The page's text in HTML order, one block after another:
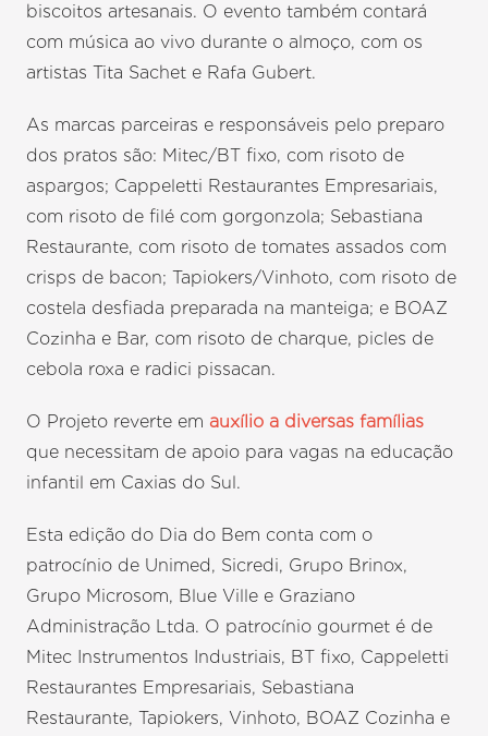
biscoitos artesanais. O evento também contará
com música ao vivo durante o almoço, com os
artistas Tita Sachet e Rafa Gubert.
As marcas parceiras e responsáveis pelo preparo
dos pratos são: Mitec/BT fixo, com risoto de
aspargos; Cappeletti Restaurantes Empresariais,
com risoto de filé com gorgonzola; Sebastiana
Restaurante, com risoto de tomates assados com
crisps de bacon; Tapiokers/Vinhoto, com risoto de
costela desfiada preparada na manteiga; e BOAZ
Cozinha e Bar, com risoto de charque, picles de
cebola roxa e radici pissacan.
O Projeto reverte em auxílio a diversas famílias
que necessitam de apoio para vagas na educação
infantil em Caxias do Sul.
Esta edição do Dia do Bem conta com o
patrocínio de Unimed, Sicredi, Grupo Brinox,
Grupo Microsom, Blue Ville e Graziano
Administração Ltda. O patrocínio gourmet é de
Mitec Instrumentos Industriais, BT fixo, Cappeletti
Restaurantes Empresariais, Sebastiana
Restaurante, Tapiokers, Vinhoto, BOAZ Cozinha e